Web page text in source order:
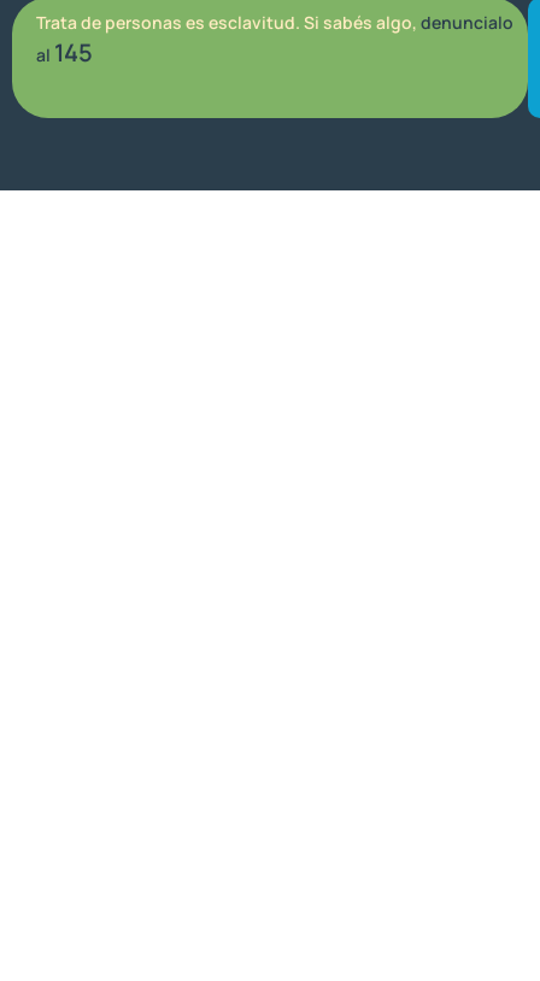
Trata de personas es esclavitud. Si sabés algo, denuncialo
al 145